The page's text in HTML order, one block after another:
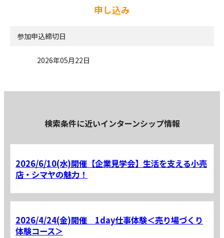
申し込み
参加申込締切日
2026年05月22日
検索条件に近いインターンシップ情報
2026/6/10(水)開催【企業見学会】生活を支える小売
店・シマヤの魅力！
2026/4/24(金)開催 1day仕事体験＜売り場づくり
体験コース＞